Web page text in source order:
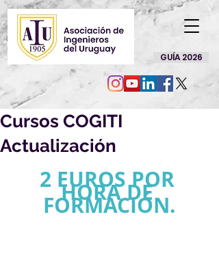
GUÍA 2026
Cursos COGITI
Actualización
2 EUROS POR
HORA DE
FORMACIÓN.